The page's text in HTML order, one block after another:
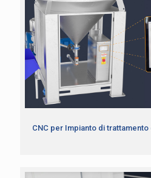
CNC per Impianto di